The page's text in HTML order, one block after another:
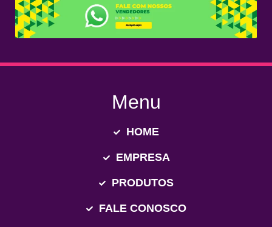
Menu
HOME
EMPRESA
PRODUTOS
FALE CONOSCO